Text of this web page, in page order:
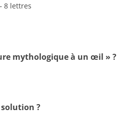
8 lettres
mythologique à un œil » ?
?